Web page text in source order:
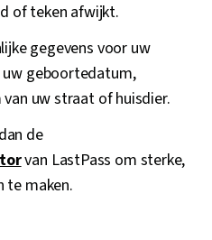
of teken afwijkt.
gegevens voor uw
geboortedatum,
uw straat of huisdier.
de
van LastPass om sterke,
te maken.